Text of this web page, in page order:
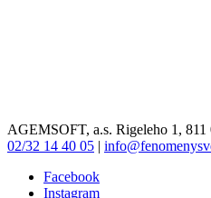
AGEMSOFT, a.s. Rigeleho 1,
02/32 14 40 05 |
Facebook
Instagram